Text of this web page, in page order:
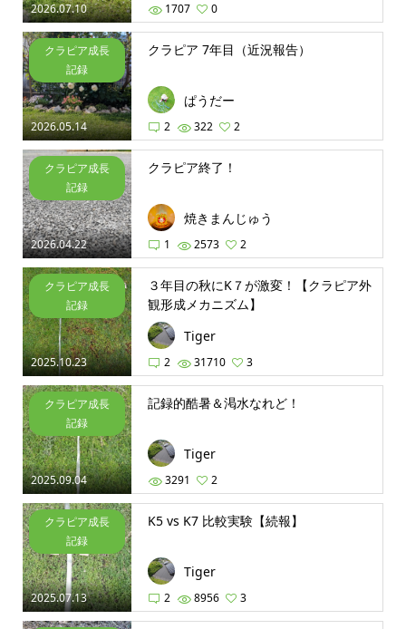
2026.07.10 1707 0
2026.05.14
クラピア成長
記録
クラピア 7年目（近況報告）
ぱうだー
2 322 2
2026.04.22
クラピア成長
記録
クラピア終了！
焼きまんじゅう
1 2573 2
2025.10.23
クラピア成長
記録
３年目の秋にK７が激変！【クラピア外
観形成メカニズム】
Tiger
2 31710 3
2025.09.04
クラピア成長
記録
記録的酷暑＆渇水なれど！
Tiger
3291 2
2025.07.13
クラピア成長
記録
K5 vs K7 比較実験【続報】
Tiger
2 8956 3